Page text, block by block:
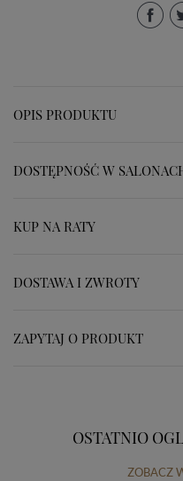
OPIS PRODUKTU
DOSTĘPNOŚĆ W
KUP NA RATY
DOSTAWA I ZWROTY
ZAPYTAJ O PRODUKT
OSTATNIO
ZOBACZ